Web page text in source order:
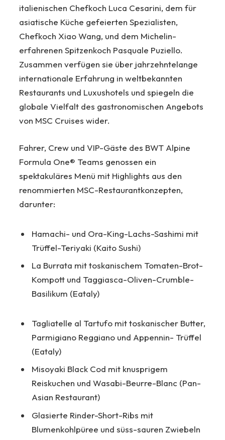
italienischen Chefkoch Luca Cesarini, dem für
asiatische Küche gefeierten Spezialisten,
Chefkoch Xiao Wang, und dem Michelin-
erfahrenen Spitzenkoch Pasquale Puziello.
Zusammen verfügen sie über jahrzehntelange
internationale Erfahrung in weltbekannten
Restaurants und Luxushotels und spiegeln die
globale Vielfalt des gastronomischen Angebots
von MSC Cruises wider.
Fahrer, Crew und VIP-Gäste des BWT Alpine
Formula One® Teams genossen ein
spektakuläres Menü mit Highlights aus den
renommierten MSC-Restaurantkonzepten,
darunter:
Hamachi- und Ora-King-Lachs-Sashimi mit
Trüffel-Teriyaki (Kaito Sushi)
La Burrata mit toskanischem Tomaten-Brot-
Kompott und Taggiasca-Oliven-Crumble-
Basilikum (Eataly)
Tagliatelle al Tartufo mit toskanischer Butter,
Parmigiano Reggiano und Appennin- Trüffel
(Eataly)
Misoyaki Black Cod mit knusprigem
Reiskuchen und Wasabi-Beurre-Blanc (Pan-
Asian Restaurant)
Glasierte Rinder-Short-Ribs mit
Blumenkohlpüree und süss-sauren Zwiebeln